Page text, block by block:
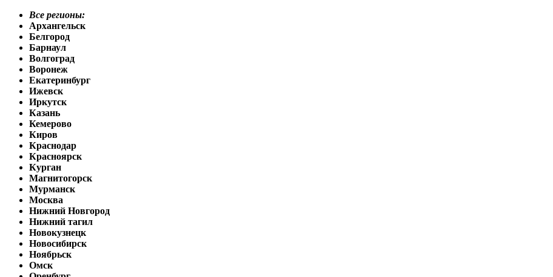
Все регионы:
Архангельск
Белгород
Барнаул
Волгоград
Воронеж
Екатеринбург
Ижевск
Иркутск
Казань
Кемерово
Киров
Краснодар
Красноярск
Курган
Магнитогорск
Мурманск
Москва
Нижний Новгород
Нижний тагил
Новокузнецк
Новосибирск
Ноябрьск
Омск